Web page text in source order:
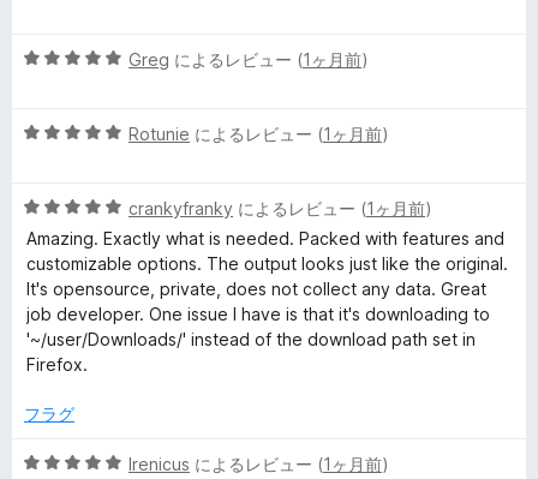
ー
評
中
評
5
中
評
価
Greg によるレビュー (1ヶ月前)
5
中
5
の
評
価
Rotunie によるレビュー (1ヶ月前)
5
段
階
中
5
の
評
crankyfranky によるレビュー (1ヶ月前)
Amazing. Exactly what is needed. Packed with features and
customizable options. The output looks just like the original.
It's opensource, private, does not collect any data. Great
job developer. One issue I have is that it's downloading to
'~/user/Downloads/' instead of the download path set in
Firefox.
フラグ
5
Irenicus によるレビュー (1ヶ月前)